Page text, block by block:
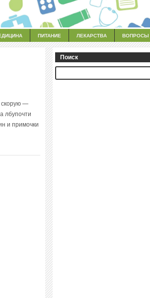
ПИТАНИЕ ЛЕКАРСТВА ВОПРОСЫ
скорую —
лбупочти
и примочки
Поиск